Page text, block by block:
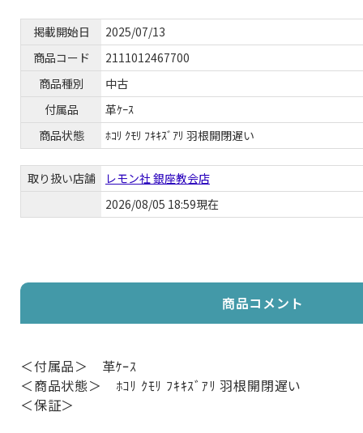
掲載開始日
2025/07/13
商品コード
2111012467700
商品種別
中古
付属品
革ｹｰｽ
商品状態
ﾎｺﾘ ｸﾓﾘ ﾌｷｷｽﾞｱﾘ 羽根開閉遅い
取り扱い店舗
レモン社 銀座教会店
2026/08/05 18:59現在
商品コメント
＜付属品＞ 革ｹｰｽ
＜商品状態＞ ﾎｺﾘ ｸﾓﾘ ﾌｷｷｽﾞｱﾘ 羽根開閉遅い
＜保証＞